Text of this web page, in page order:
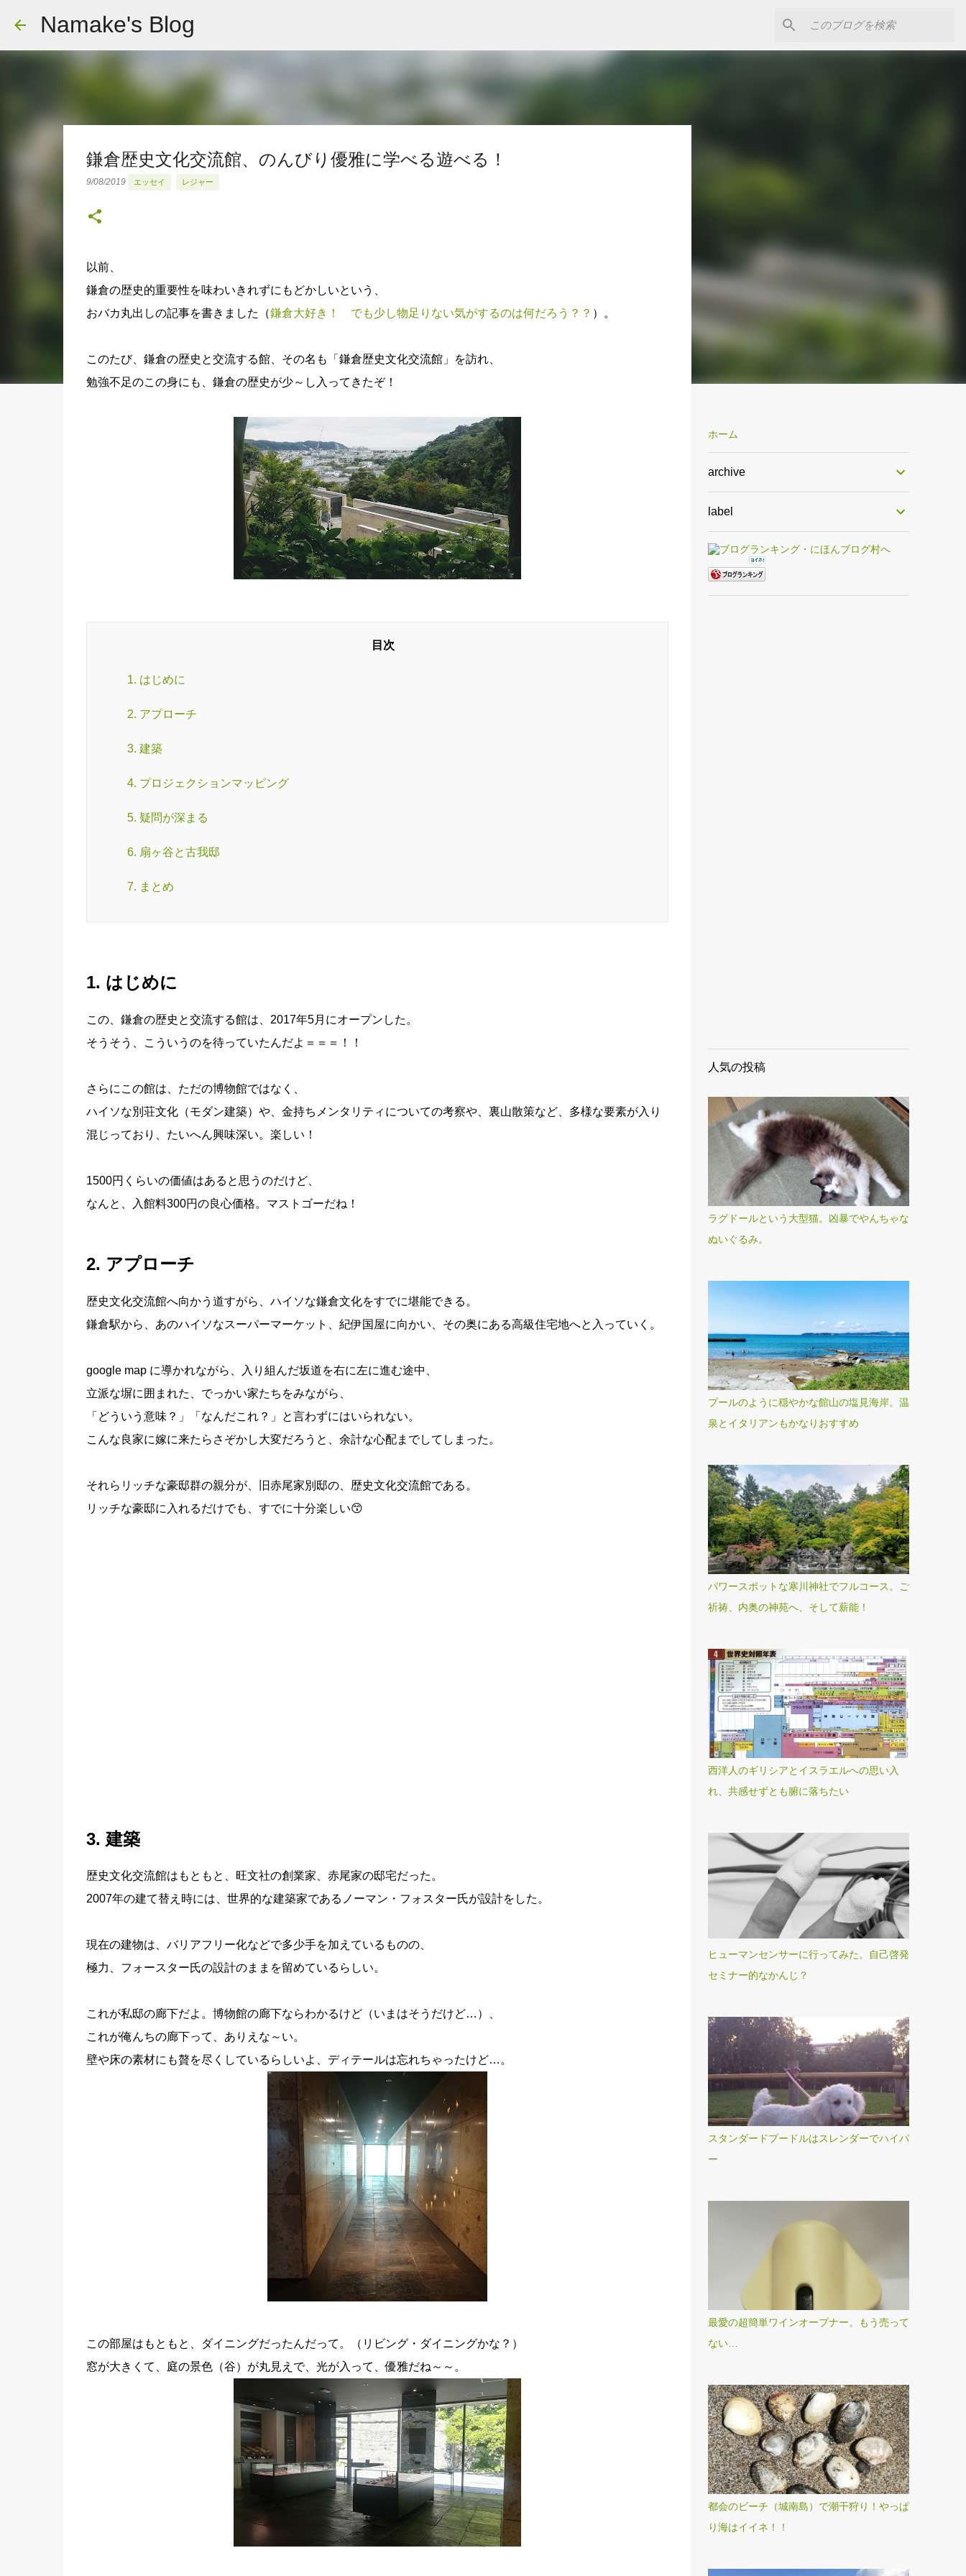
Namake's Blog
鎌倉歴史文化交流館、のんびり優雅に学べる遊べる！
9/08/2019 エッセイ レジャー
以前、
鎌倉の歴史的重要性を味わいきれずにもどかしいという、
おバカ丸出しの記事を書きました（鎌倉大好き！ でも少し物足りない気がするのは何だろう？？ ）。
このたび、鎌倉の歴史と交流する館、その名も「鎌倉歴史文化交流館」を訪れ、
勉強不足のこの身にも、鎌倉の歴史が少～し入ってきたぞ！
1. はじめに
2. アプローチ
3. 建築
4. プロジェクションマッピング
5. 疑問が深まる
6. 扇ヶ谷と古我邸
7. まとめ
1. はじめに
この、鎌倉の歴史と交流する館は、2017年5月にオープンした。
そうそう、こういうのを待っていたんだよ＝＝＝！！
さらにこの館は、ただの博物館ではなく、
ハイソな別荘文化（モダン建築）や、金持ちメンタリティについての考察や、裏山散策など、多様な要素が入り
混じっており、たいへん興味深い。楽しい！
1500円くらいの価値はあると思うのだけど、
なんと、入館料300円の良心価格。マストゴーだね！
2. アプローチ
歴史文化交流館へ向かう道すがら、ハイソな鎌倉文化をすでに堪能できる。
鎌倉駅から、あのハイソなスーパーマーケット、紀伊国屋に向かい、その奥にある高級住宅地へと入っていく。
google map に導かれながら、入り組んだ坂道を右に左に進む途中、
立派な塀に囲まれた、でっかい家たちをみながら、
「どういう意味？」「なんだこれ？」と言わずにはいられない。
こんな良家に嫁に来たらさぞかし大変だろうと、余計な心配までしてしまった。
それらリッチな豪邸群の親分が、旧赤尾家別邸の、歴史文化交流館である。
リッチな豪邸に入れるだけでも、すでに十分楽しい😙
3. 建築
歴史文化交流館はもともと、旺文社の創業家、赤尾家の邸宅だった。
2007年の建て替え時には、世界的な建築家であるノーマン・フォスター氏が設計をした。
現在の建物は、バリアフリー化などで多少手を加えているものの、
極力、フォースター氏の設計のままを留めているらしい。
これが私邸の廊下だよ。博物館の廊下ならわかるけど（いまはそうだけど…）、
これが俺んちの廊下って、ありえな～い。
壁や床の素材にも贅を尽くしているらしいよ、ディテールは忘れちゃったけど…。
この部屋はもともと、ダイニングだったんだって。（リビング・ダイニングかな？）
窓が大きくて、庭の景色（谷）が丸見えで、光が入って、優雅だね～～。
ホーム
archive
label
人気の投稿
ラグドールという大型猫。凶暴でやんちゃな
ぬいぐるみ。
プールのように穏やかな館山の塩見海岸。温
泉とイタリアンもかなりおすすめ
パワースポットな寒川神社でフルコース。ご
祈祷、内奥の神苑へ、そして薪能！
西洋人のギリシアとイスラエルへの思い入
れ、共感せずとも腑に落ちたい
ヒューマンセンサーに行ってみた。自己啓発
セミナー的なかんじ？
スタンダードプードルはスレンダーでハイパ
ー
最愛の超簡単ワインオープナー。もう売って
ない…
都会のビーチ（城南島）で潮干狩り！やっぱ
り海はイイネ！！